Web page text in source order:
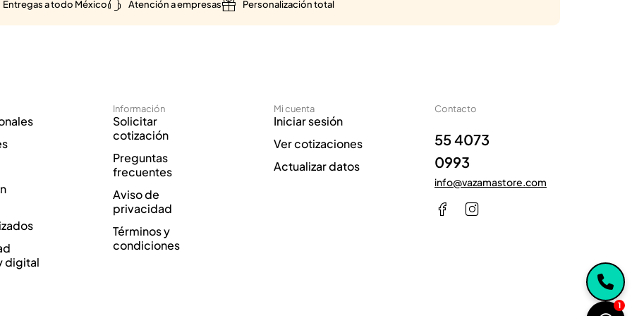
Entregas a todo México Atención a empresas Personalización total
digital
Información
Solicitar
cotización
Preguntas
frecuentes
Aviso de
privacidad
Términos y
condiciones
Mi cuenta
Iniciar sesión
Ver cotizaciones
Actualizar datos
Contacto
55 4073
0993
info@vazamastore.com
1